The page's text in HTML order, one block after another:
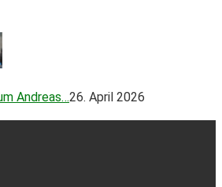
Andreas…26. April 2026